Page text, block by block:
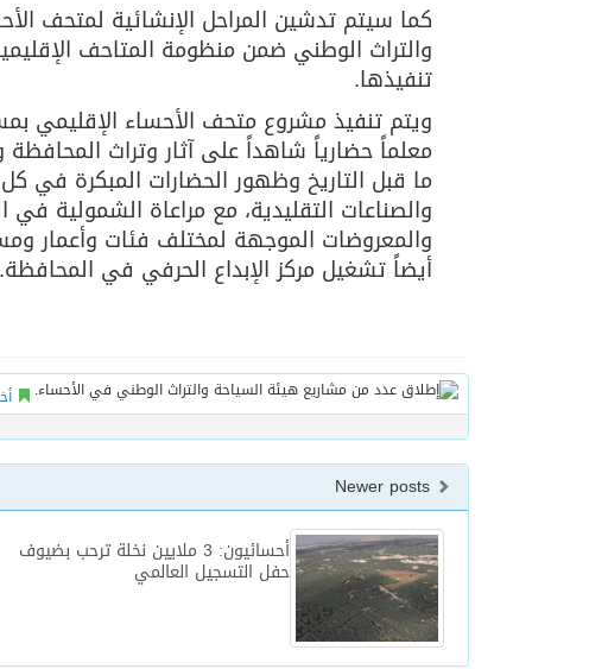
كما سيتم تدشين المراحل الإنشائية لمتحف
والتراث الوطني ضمن منظومة المتاحف
تنفيذها.
معلماً حضارياً شاهداً على آثار وتراث
ما قبل التاريخ وظهور الحضارات المبكرة في
والصناعات التقليدية، مع مراعاة الشمولية في
والمعروضات الموجهة لمختلف فئات وأعمار
أيضاً تشغيل مركز الإبداع الحرفي في المحافظة.
أحسائيون: 3 ملايين نخلة ترحب بضيوف
حفل التسجيل العالمي